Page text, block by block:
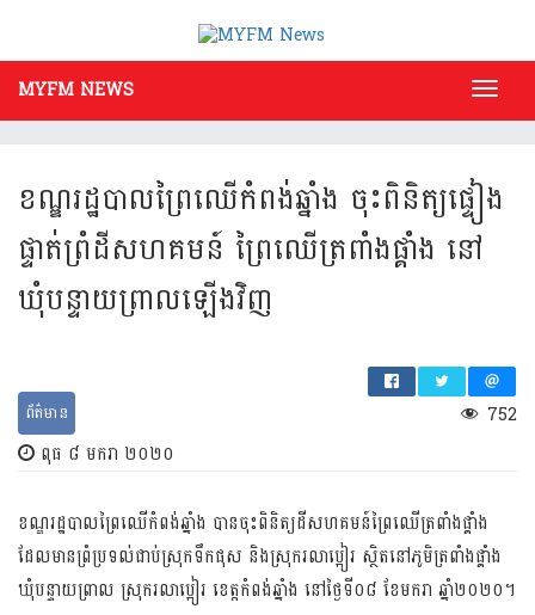
MYFM NEWS
ខណ្ឌ​រដ្ឋបាល​ព្រៃឈើ​កំពង់​ឆ្នាំង ចុះ​​ពិនិត្យផ្ទៀង​
ផ្ទាត់​ព្រំ​ដី​សហ​គមន៍ ព្រៃ​ឈើ​ត្រពាំង​ផ្គាំង នៅ​
ឃុំបន្ទាយ​ព្រាល​ឡើងវិញ
752
ព័ត៌មាន
ពុធ ៨ មករា ២០២០
ខណ្ឌ​រដ្ឋបាល​ព្រៃ​ឈើ​កំ​ពង់ឆ្នាំង ​បាន​ចុះ​ពិនិត្យដី​សហគមន៍​ព្រៃ​ឈើ​ត្រពាំង​ផ្គាំង
ដែល​​មាន​​ព្រំប្រទល់​ជាប់​ស្រុកទឹកផុស​ និង​ស្រុក​រលា​ប្អៀរ ស្ថិត​នៅ​ភូមិ​ត្រពាំង​ផ្គាំង​
ឃុំបន្ទាយ​ព្រាល ស្រុករលា​ប្អៀរ ខេត្តកំពង់​ឆ្នាំង នៅ​ថ្ងៃទី០៨ ខែមករា​ ឆ្នាំ២០២០​។